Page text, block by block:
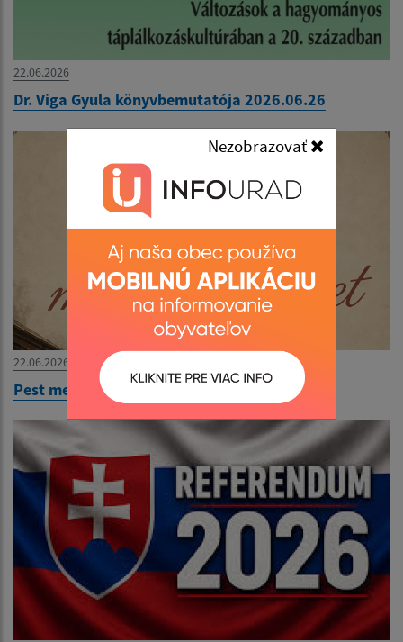
22.06.2026
Dr. Viga Gyula könyvbemutatója 2026.06.26
22.06.2026
Pest megér egy estet 2026.06.26
Nezobrazovať